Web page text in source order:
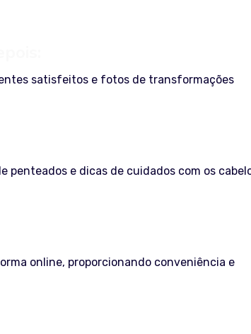
satisfeitos e fotos de transformações
penteados e dicas de cuidados com os
online, proporcionando conveniência e